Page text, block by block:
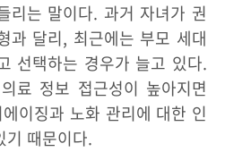
리는 말이다. 과거 자녀가 권
과 달리, 최근에는 부모 세대
선택하는 경우가 늘고 있다.
료 정보 접근성이 높아지면
이징과 노화 관리에 대한 인
기 때문이다.